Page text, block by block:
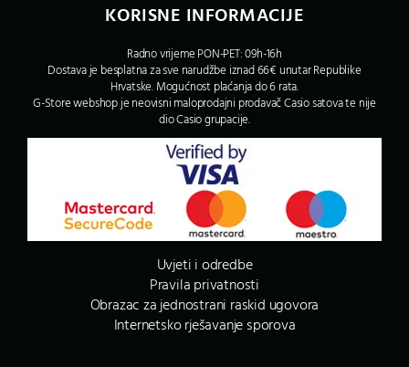
KORISNE INFORMACIJE
Radno vrijeme PON-PET: 09h-16h
Dostava je besplatna za sve narudžbe iznad 66€ unutar Republike
Hrvatske. Mogućnost plaćanja do 6 rata.
G-Store webshop je neovisni maloprodajni prodavač Casio satova te nije
dio Casio grupacije.
Uvjeti i odredbe
Pravila privatnosti
Obrazac za jednostrani raskid ugovora
Internetsko rješavanje sporova